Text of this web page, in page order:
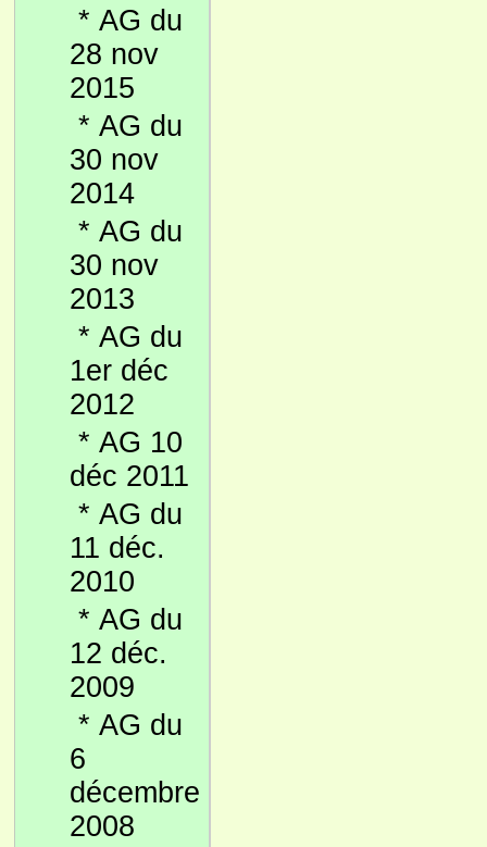
* AG du
28 nov
2015
* AG du
30 nov
2014
* AG du
30 nov
2013
* AG du
1er déc
2012
* AG 10
déc 2011
* AG du
11 déc.
2010
* AG du
12 déc.
2009
* AG du
6
décembre
2008